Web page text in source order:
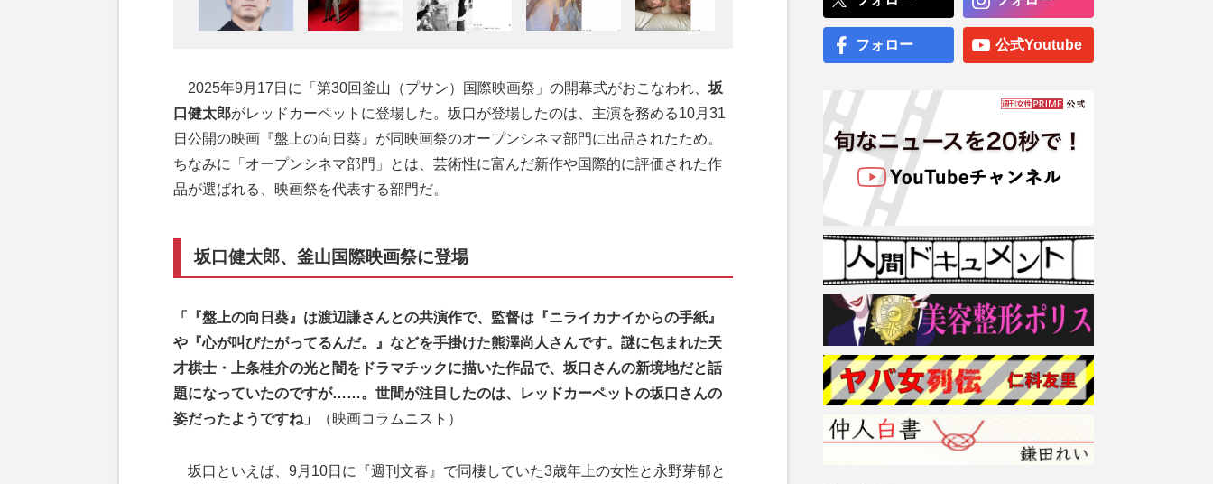
2025年9月17日に「第30回釜山（プサン）国際映画祭」の開幕式がおこなわれ、 坂
口健太郎がレッドカーペットに登場した。坂口が登場したのは、主演を務める10月31
日公開の映画『盤上の向日葵』が同映画祭のオープンシネマ部門に出品されたため。
ちなみに「オープンシネマ部門」とは、芸術性に富んだ新作や国際的に評価された作
品が選ばれる、映画祭を代表する部門だ。
坂口健太郎、釜山国際映画祭に登場
「『盤上の向日葵』は渡辺謙さんとの共演作で、監督は『ニライカナイからの手紙』
や『心が叫びたがってるんだ。』などを手掛けた熊澤尚人さんです。謎に包まれた天
才棋士・上条桂介の光と闇をドラマチックに描いた作品で、坂口さんの新境地だと話
題になっていたのですが……。世間が注目したのは、レッドカーペットの坂口さんの
姿だったようですね」
（映画コラムニスト）
坂口といえば、9月10日に『週刊文春』で同棲していた3歳年上の女性と永野芽郁と
フォロー 公式Youtube